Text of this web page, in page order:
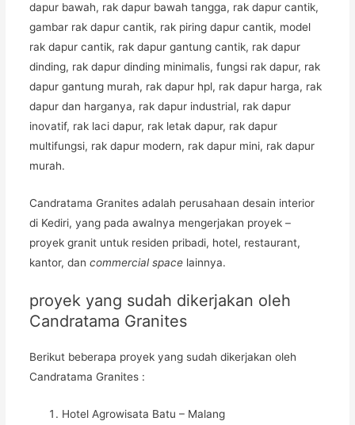
dapur bawah, rak dapur bawah tangga, rak dapur cantik,
gambar rak dapur cantik, rak piring dapur cantik, model
rak dapur cantik, rak dapur gantung cantik, rak dapur
dinding, rak dapur dinding minimalis, fungsi rak dapur, rak
dapur gantung murah, rak dapur hpl, rak dapur harga, rak
dapur dan harganya, rak dapur industrial, rak dapur
inovatif, rak laci dapur, rak letak dapur, rak dapur
multifungsi, rak dapur modern, rak dapur mini, rak dapur
murah.
Candratama Granites adalah perusahaan desain interior
di Kediri, yang pada awalnya mengerjakan proyek –
proyek granit untuk residen pribadi, hotel, restaurant,
kantor, dancommercial space lainnya.
proyek yang sudah dikerjakan oleh
Candratama Granites
Berikut beberapa proyek yang sudah dikerjakan oleh
Candratama Granites :
Hotel Agrowisata Batu – Malang